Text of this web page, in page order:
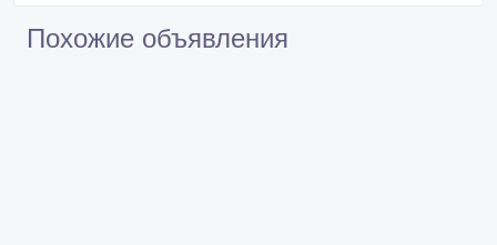
Похожие объявления